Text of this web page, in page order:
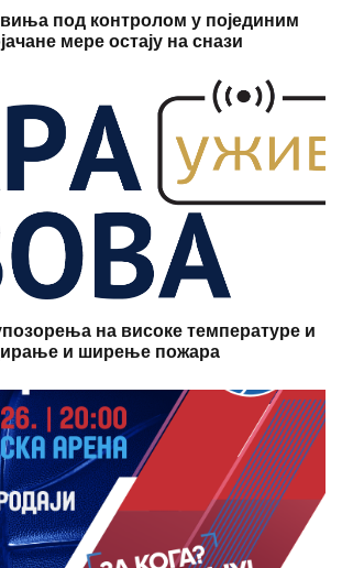
под контролом у појединим
мере остају на снази
на високе температуре и
и ширење пожара